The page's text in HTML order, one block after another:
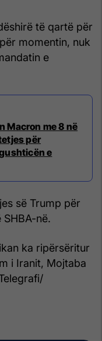
të qartë për
momentin, nuk
e
Macron me 8 në
për
e
së Trump për
në.
ka ripërsëritur
i Iranit, Mojtaba